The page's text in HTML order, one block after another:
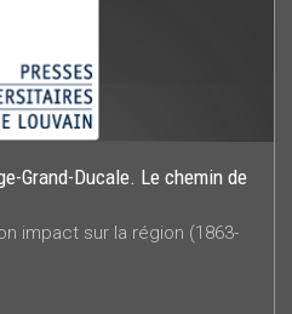
Grand-Ducale. Le chemin de
impact sur la région (1863-